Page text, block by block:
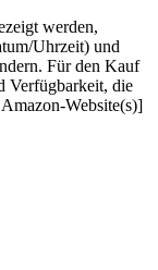
werden,
Uhrzeit) und
Für den Kauf
Verfügbarkeit, die
Website(s)]